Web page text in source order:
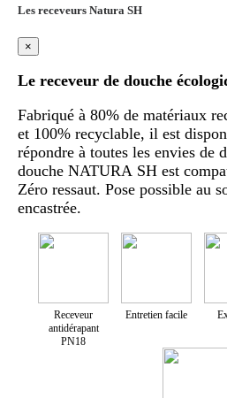
Les receveurs Natura SH
×
Le receveur de douche
Fabriqué à 80% de matériaux
et 100% recyclable, il est
répondre à toutes les envies de
douche NATURA SH est
Zéro ressaut. Pose possible au
encastrée.
Receveur
antidérapant
PN18
Entretien facile